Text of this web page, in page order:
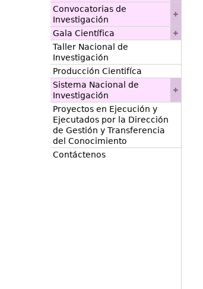
Convocatorias de
Investigación
Gala Científica
Taller Nacional de
Investigación
Producción Cientifíca
Sistema Nacional de
Investigación
Proyectos en Ejecución y
Ejecutados por la Dirección
de Gestión y Transferencia
del Conocimiento
Contáctenos